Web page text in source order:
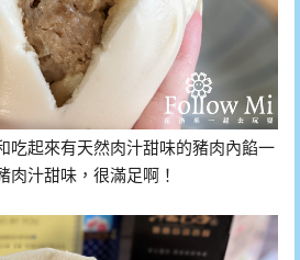
吃起來有天然肉汁甜味的豬肉內餡一
肉汁甜味，很滿足啊！